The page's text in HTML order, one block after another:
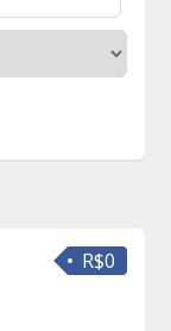
R$0